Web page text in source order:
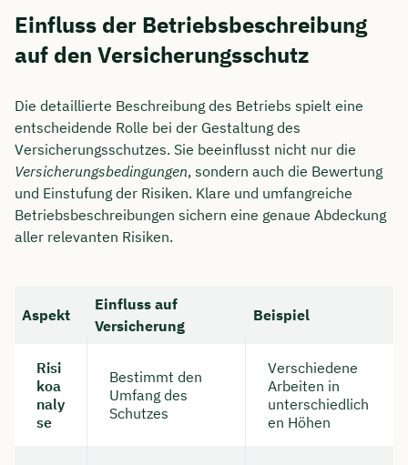
Einfluss der Betriebsbeschreibung
auf den Versicherungsschutz
Die detaillierte Beschreibung des Betriebs spielt eine
entscheidende Rolle bei der Gestaltung des
Versicherungsschutzes. Sie beeinflusst nicht nur die
Versicherungsbedingungen, sondern auch die Bewertung
und Einstufung der Risiken. Klare und umfangreiche
Betriebsbeschreibungen sichern eine genaue Abdeckung
aller relevanten Risiken.
Aspekt
Einfluss auf
Versicherung
Beispiel
Risi
koa
naly
se
Bestimmt den
Umfang des
Schutzes
Verschiedene
Arbeiten in
unterschiedlich
en Höhen